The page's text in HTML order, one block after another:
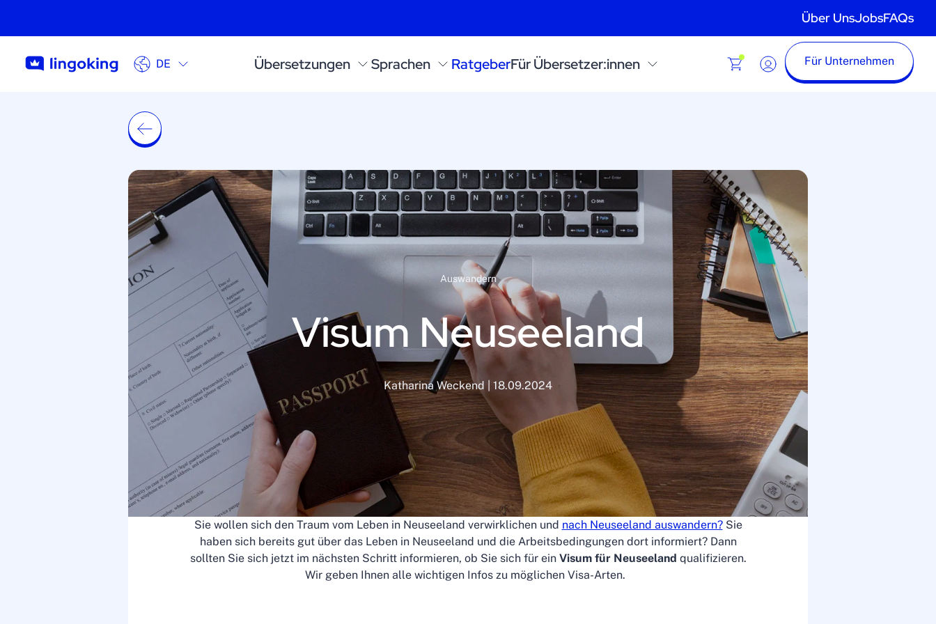
Über UnsJobsFAQs
DE Übersetzungen Sprachen RatgeberFür Übersetzer:innen Für Unternehmen
Auswandern
Visum Neuseeland
Katharina Weckend | 18.09.2024
Sie wollen sich den Traum vom Leben in Neuseeland verwirklichen und nach Neuseeland auswandern?Sie
haben sich bereits gut über das Leben in Neuseeland und die Arbeitsbedingungen dort informiert? Dann
sollten Sie sich jetzt im nächsten Schritt informieren, ob Sie sich für ein Visum für Neuseeland qualifizieren.
Wir geben Ihnen alle wichtigen Infos zu möglichen Visa-Arten.